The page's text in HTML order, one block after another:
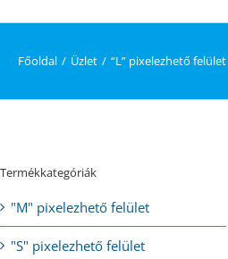
Főoldal Üzlet “L” pixelezhető felület
Termékkategóriák
"M" pixelezhető felület
"S" pixelezhető felület